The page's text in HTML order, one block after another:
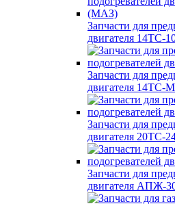
Запчасти для
двигателя
Запчасти для
двигателя 14ТС-
Запчасти для
двигателя 20ТС-
Запчасти для
двигателя АПЖ-